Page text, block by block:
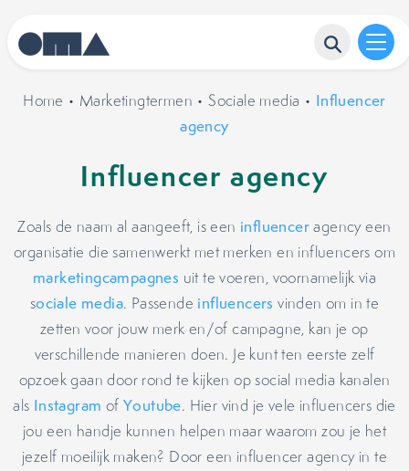
Home • Marketingtermen •Sociale media • Influencer
agency
Influencer agency
Zoals de naam al aangeeft, is een influenceragency een
organisatie die samenwerkt met merken en influencers om
marketingcampagnes uit te voeren, voornamelijk via
sociale media. Passende influencers vinden om in te
zetten voor jouw merk en/of campagne, kan je op
verschillende manieren doen. Je kunt ten eerste zelf
opzoek gaan door rond te kijken op social media kanalen
als Instagram of Youtube. Hier vind je vele influencers die
jou een handje kunnen helpen maar waarom zou je het
jezelf moeilijk maken? Door een influencer agency in te